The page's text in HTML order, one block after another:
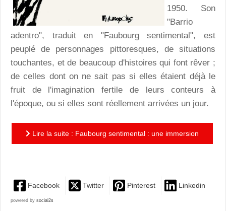
1950. Son
"Barrio
adentro", traduit en "Faubourg sentimental", est
peuplé de personnages pittoresques, de situations
touchantes, et de beaucoup d'histoires qui font rêver ;
de celles dont on ne sait pas si elles étaient déjà le
fruit de l'imagination fertile de leurs conteurs à
l'époque, ou si elles sont réellement arrivées un jour.
Lire la suite : Faubourg sentimental : une immersion
Facebook Twitter Pinterest Linkedin
powered by social2s